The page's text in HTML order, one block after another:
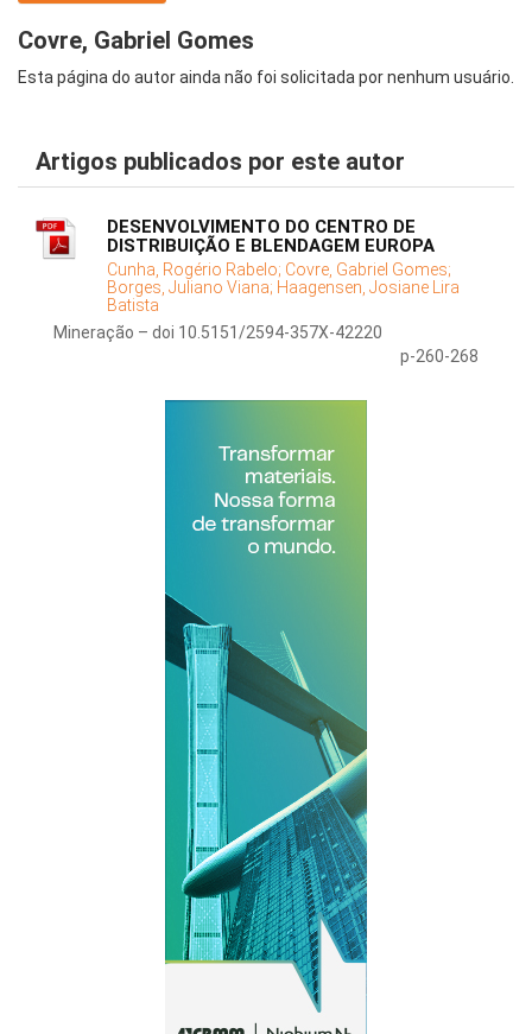
Covre, Gabriel Gomes
Esta página do autor ainda não foi solicitada por nenhum usuário.
Artigos publicados por este autor
DESENVOLVIMENTO DO CENTRO DE
DISTRIBUIÇÃO E BLENDAGEM EUROPA
Cunha, Rogério Rabelo; Covre, Gabriel Gomes;
Borges, Juliano Viana; Haagensen, Josiane Lira
Batista
Mineração – doi 10.5151/2594-357X-42220
p-260-268